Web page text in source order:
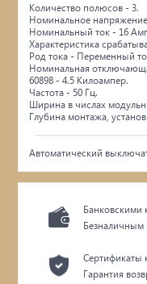
Количество полюсов - 3.
Номинальное
Номинальный ток - 16
Характеристика
Род тока - Переменный
Номинальная
60898 - 4.5 Килоампер.
Частота - 50 Гц.
Ширина в числах
Глубина монтажа,
Автоматический
Банковскими
Безналичным
Сертификаты
Гарантия